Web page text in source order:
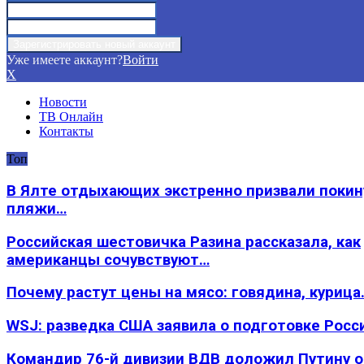
Уже имеете аккаунт?Войти
X
Новости
ТВ Онлайн
Контакты
Топ
В Ялте отдыхающих экстренно призвали
пляжи…
Российская шестовичка Разина рассказала, как
американцы сочувствуют…
Почему растут цены на мясо: говядина,
WSJ: разведка США заявила о подготовке
Командир 76-й дивизии ВДВ доложил Путину